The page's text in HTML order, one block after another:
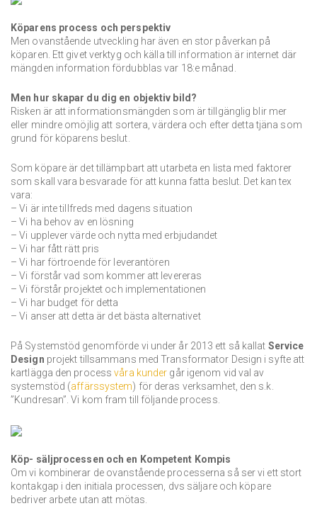
Köparens process och perspektiv
Men ovanstående utveckling har även en stor påverkan på
köparen. Ett givet verktyg och källa till information är internet där
mängden information fördubblas var 18:e månad.
Men hur skapar du dig en objektiv bild?
Risken är att informationsmängden som är tillgänglig blir mer
eller mindre omöjlig att sortera, värdera och efter detta tjäna som
grund för köparens beslut.
Som köpare är det tillämpbart att utarbeta en lista med faktorer
som skall vara besvarade för att kunna fatta beslut. Det kan tex
vara:
– Vi är inte tillfreds med dagens situation
– Vi ha behov av en lösning
– Vi upplever värde och nytta med erbjudandet
– Vi har fått rätt pris
– Vi har förtroende för leverantören
– Vi förstår vad som kommer att levereras
– Vi förstår projektet och implementationen
– Vi har budget för detta
– Vi anser att detta är det bästa alternativet
På Systemstöd genomförde vi under år 2013 ett så kallat Service
Design projekt tillsammans med Transformator Design i syfte att
kartlägga den processvåra kunder går igenom vid val av
systemstöd (affärssystem) för deras verksamhet, den s.k.
”Kundresan”. Vi kom fram till följande process.
Köp- säljprocessen och en Kompetent Kompis
Om vi kombinerar de ovanstående processerna så ser vi ett stort
kontakgap i den initiala processen, dvs säljare och köpare
bedriver arbete utan att mötas.